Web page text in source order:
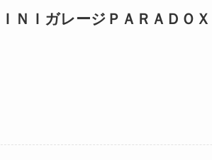
ＮＩガレージＰＡＲＡＤＯ